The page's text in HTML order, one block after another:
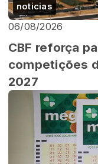
noticias
06/08/2026
CBF reforça
competições
2027